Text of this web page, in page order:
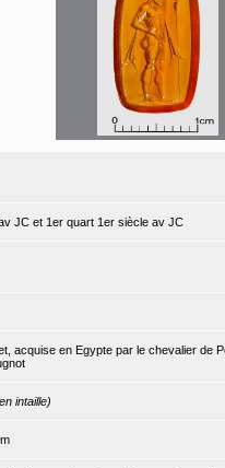
JC et 1er quart 1er siècle av JC
acquise en Egypte par le chevalier de
intaille)